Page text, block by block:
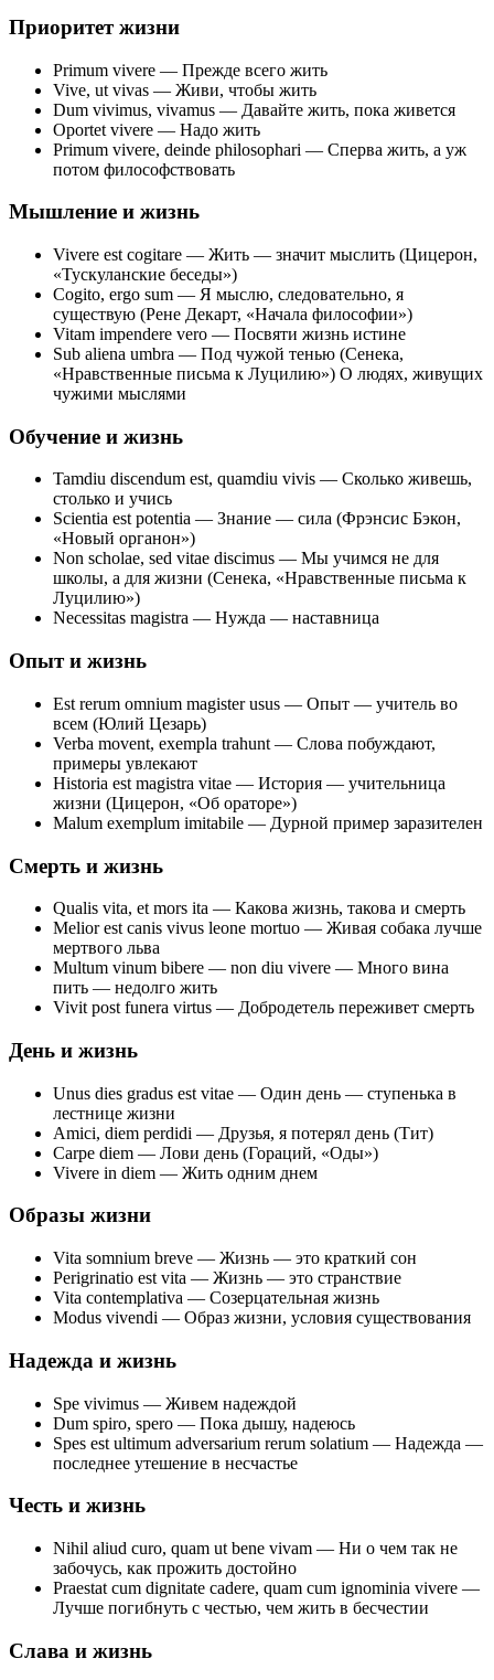
Приоритет жизни
Primum vivere — Прежде всего жить
Vive, ut vivas — Живи, чтобы жить
Dum vivimus, vivamus — Давайте жить, пока живется
Oportet vivere — Надо жить
Primum vivere, deinde philosophari — Сперва жить, а уж
потом философствовать
Мышление и жизнь
Vivere est cogitare — Жить — значит мыслить (Цицерон,
«Тускуланские беседы»)
Cogito, ergo sum — Я мыслю, следовательно, я
существую (Рене Декарт, «Начала философии»)
Vitam impendere vero — Посвяти жизнь истине
Sub aliena umbra — Под чужой тенью (Сенека,
«Нравственные письма к Луцилию») О людях, живущих
чужими мыслями
Обучение и жизнь
Tamdiu discendum est, quamdiu vivis — Сколько живешь,
столько и учись
Scientia est potentia — Знание — сила (Фрэнсис Бэкон,
«Новый органон»)
Non scholae, sed vitae discimus — Мы учимся не для
школы, а для жизни (Сенека, «Нравственные письма к
Луцилию»)
Necessitas magistra — Нужда — наставница
Опыт и жизнь
Est rerum omnium magister usus — Опыт — учитель во
всем (Юлий Цезарь)
Verba movent, exempla trahunt — Слова побуждают,
примеры увлекают
Historia est magistra vitae — История — учительница
жизни (Цицерон, «Об ораторе»)
Malum exemplum imitabile — Дурной пример заразителен
Смерть и жизнь
Qualis vita, et mors ita — Какова жизнь, такова и смерть
Melior est canis vivus leone mortuo — Живая собака лучше
мертвого льва
Multum vinum bibere — non diu vivere — Много вина
пить — недолго жить
Vivit post funera virtus — Добродетель переживет смерть
День и жизнь
Unus dies gradus est vitae — Один день — ступенька в
лестнице жизни
Amici, diem perdidi — Друзья, я потерял день (Тит)
Carpe diem — Лови день (Гораций, «Оды»)
Vivere in diem — Жить одним днем
Образы жизни
Vita somnium breve — Жизнь — это краткий сон
Perigrinatio est vita — Жизнь — это странствие
Vita contemplativa — Созерцательная жизнь
Modus vivendi — Образ жизни, условия существования
Надежда и жизнь
Spe vivimus — Живем надеждой
Dum spiro, spero — Пока дышу, надеюсь
Spes est ultimum adversarium rerum solatium — Надежда —
последнее утешение в несчастье
Честь и жизнь
Nihil aliud curo, quam ut bene vivam — Ни о чем так не
забочусь, как прожить достойно
Praestat cum dignitate cadere, quam cum ignominia vivere —
Лучше погибнуть с честью, чем жить в бесчестии
Слава и жизнь